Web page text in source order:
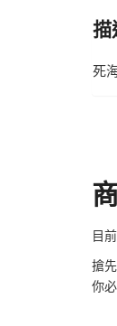
描
死
目
搶
你